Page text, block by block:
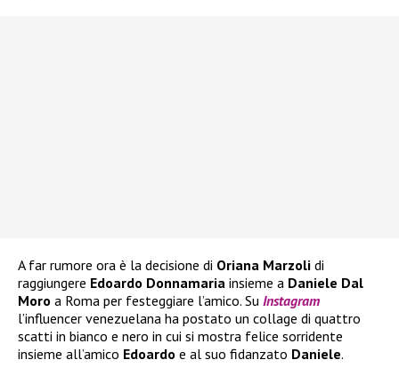
A far rumore ora è la decisione di Oriana Marzoli di
raggiungere Edoardo Donnamaria insieme a Daniele Dal
Moro a Roma per festeggiare l’amico. Su Instagram
l’influencer venezuelana ha postato un collage di quattro
scatti in bianco e nero in cui si mostra felice sorridente
insieme all’amico Edoardo e al suo fidanzato Daniele.